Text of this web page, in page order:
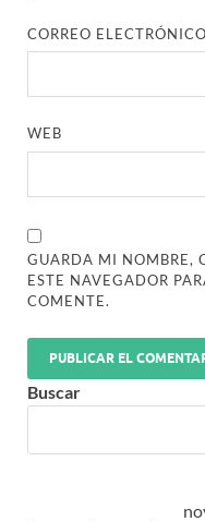
CORREO ELECTRÓNICO
WEB
GUARDA MI NOMBRE,
ESTE NAVEGADOR
COMENTE.
Buscar